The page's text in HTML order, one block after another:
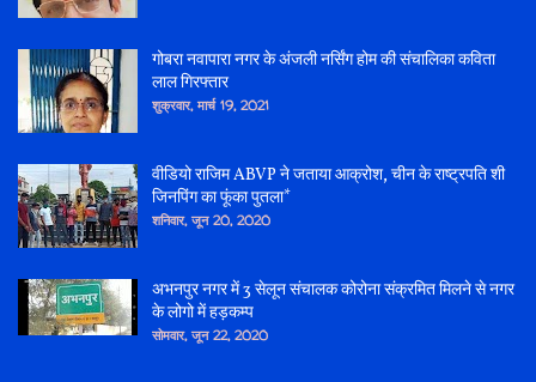
गोबरा नवापारा नगर के अंजली नर्सिंग होम की संचालिका कविता
लाल गिरफ्तार
शुक्रवार, मार्च 19, 2021
वीडियो राजिम ABVP ने जताया आक्रोश, चीन के राष्ट्रपति शी
जिनपिंग का फूंका पुतला*
शनिवार, जून 20, 2020
अभनपुर नगर में 3 सेलून संचालक कोरोना संक्रमित मिलने से नगर
के लोगो में हड़कम्प
सोमवार, जून 22, 2020